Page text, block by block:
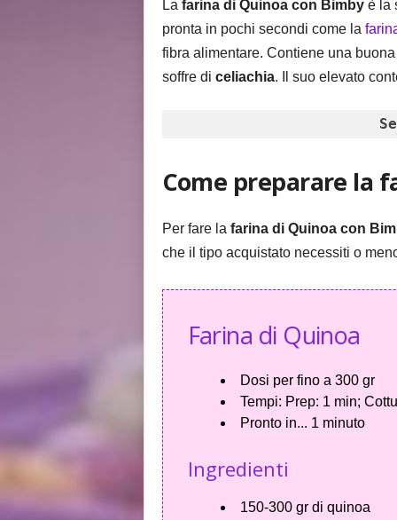
La farina di Quinoa con Bimbyè la
pronta in pochi secondi come la
fibra alimentare. Contiene una
soffre di celiachia. Il suo elevato
Come preparare la
Per fare la farina di Quinoa con
che il tipo acquistato necessiti o
Farina di Quinoa
Dosi perfino a 300 gr
Tempi: Prep: 1 min;
Pronto in... 1 minuto
Ingredienti
150-300 gr di quinoa